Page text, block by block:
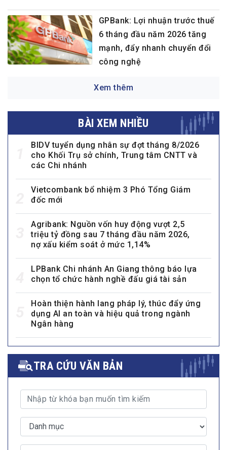
GPBank: Lợi nhuận trước thuế
6 tháng đầu năm 2026 tăng
mạnh, đẩy nhanh chuyển đổi
công nghệ
Xem thêm
BÀI XEM NHIỀU
BIDV tuyển dụng nhân sự đợt tháng 8/2026
cho Khối Trụ sở chính, Trung tâm CNTT và
các Chi nhánh
Vietcombank bổ nhiệm 3 Phó Tổng Giám
đốc mới
Agribank: Nguồn vốn huy động vượt 2,5
triệu tỷ đồng sau 7 tháng đầu năm 2026,
nợ xấu kiểm soát ở mức 1,14%
LPBank Chi nhánh An Giang thông báo lựa
chọn tổ chức hành nghề đấu giá tài sản
Hoàn thiện hành lang pháp lý, thúc đẩy ứng
dụng AI an toàn và hiệu quả trong ngành
Ngân hàng
TRA CỨU VĂN BẢN